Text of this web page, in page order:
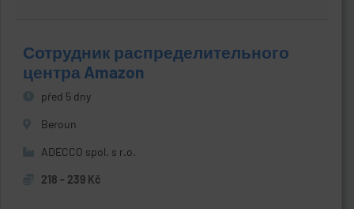
Сотрудник распределительного
центра Amazon
před 5 dny
Beroun
ADECCO spol. s r.o.
218 - 239 Kč